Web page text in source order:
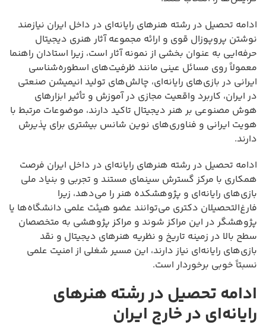
ادامه تحصیل در رشته هنرهای رایانه‌ای در داخل ایران نیازمند
نوشتن پروپوزال قوی و ارائه مجموعه آثار هنری دیجیتال
حرفه‌ایی به عنوان بخشی از نمونه آثار است، زیرا استادان راهنما
معمولاً روی مسائل عینی مانند ظرفیت‌های اسطوره‌شناسی
ایرانی در بازی‌های رایانه‌ای، چالش‌های تولید انیمیشن صنعتی
در ایران، کاربرد واقعیت مجازی در آموزش و تأثیر ابزارهای
هوش مصنوعی بر هنر دیجیتال تاکید دارند، موضوعات مرتبط با
هویت ایرانی و فناوری‌های نوین شانس بیشتری برای پذیرش
دارند.
ادامه تحصیل در رشته هنرهای رایانه‌ای در داخل ایران فرصت
همکاری با مرکز گسترش سینمای مستند و تجربی و بنیاد ملی
بازی‌های رایانه‌ای و پژوهشکده هنر را می‌دهد، زیرا
فارغ‌التحصیلان دکتری می‌توانند عضو هیئت علمی دانشگاه‌ها یا
پژوهشگر در این مراکز شوند و مراکز پژوهشی به متخصصان
سطح بالا در زمینه تاریخ و نظریه هنرهای دیجیتال و نقد
بازی‌های رایانه‌ای نیاز دارند، این مسیر شغلی از امنیت علمی
نسبتاً خوبی برخوردار است.
ادامه تحصیل در رشته هنرهای
رایانه‌ای در خارج ایران